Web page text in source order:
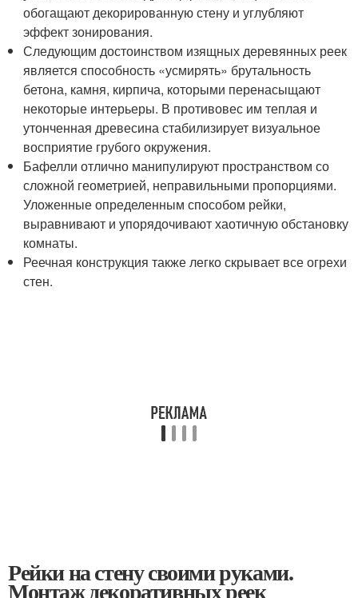
обогащают декорированную стену и углубляют
эффект зонирования.
Следующим достоинством изящных деревянных реек
является способность «усмирять» брутальность
бетона, камня, кирпича, которыми перенасыщают
некоторые интерьеры. В противовес им теплая и
утонченная древесина стабилизирует визуальное
восприятие грубого окружения.
Бафелли отлично манипулируют пространством со
сложной геометрией, неправильными пропорциями.
Уложенные определенным способом рейки,
выравнивают и упорядочивают хаотичную обстановку
комнаты.
Реечная конструкция также легко скрывает все огрехи
стен.
Рейки на стену своими руками.
Монтаж декоративных реек